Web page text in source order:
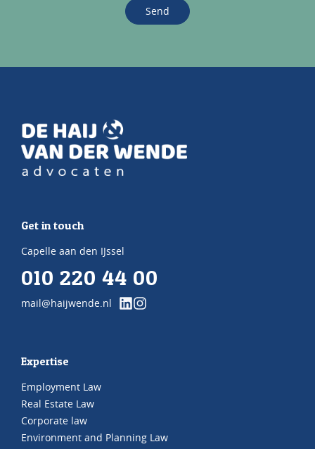
Send
Get in touch
Capelle aan den IJssel
010 220 44 00
mail@haijwende.nl
Expertise
Employment Law
Real Estate Law
Corporate law
Environment and Planning Law